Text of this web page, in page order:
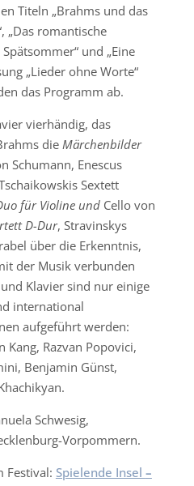
Titeln „Brahms und das
„Das romantische
und „Eine
„Lieder ohne Worte“
das Programm ab.
vierhändig, das
die Märchenbilder
Schumann, Enescus
Sextett
für Violine undCello von
D-Dur, Stravinskys
über die Erkenntnis,
der Musik verbunden
Klavier sind nur einige
international
aufgeführt werden:
Kang, Razvan Popovici,
Benjamin Günst,
Schwesig,
Vorpommern.
Festival: Spielende Insel –